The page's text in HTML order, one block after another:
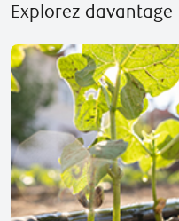
Explorez davantage